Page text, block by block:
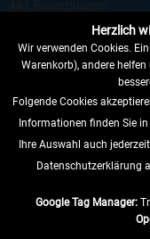
VERTRAG
Herzlich
Wir verwenden Cookies.
Warenkorb), andere
Folgende Cookies
Informationen finden Sie
Ihre Auswahl auch
Datenschutzerklärung
Google Tag Manager: